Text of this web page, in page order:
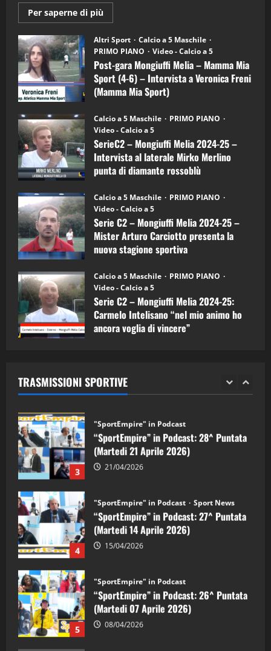
Per saperne di più
informazioni
Post-
gara
Mongiuffi
Melia
–
Mamma
Mia
Sport
6)
–
Intervista
a
mister
Arturo
Carciotto
(Mongiuffi
Altri Sport
Calcio a 5 Maschile
PRIMO PIANO
Video - Calcio a 5
Post-gara Mongiuffi Melia – Mamma Mia
Sport (4-6) – Intervista a Veronica Freni
(Mamma Mia Sport)
Calcio a 5 Maschile
PRIMO PIANO
Video - Calcio a 5
SerieC2 – Mongiuffi Melia 2024-25 –
Intervista al laterale Mirko Merlino
punta di diamante rossoblù
Calcio a 5 Maschile
PRIMO PIANO
Video - Calcio a 5
Serie C2 – Mongiuffi Melia 2024-25 –
Mister Arturo Carciotto presenta la
nuova stagione sportiva
Calcio a 5 Maschile
PRIMO PIANO
Video - Calcio a 5
Serie C2 – Mongiuffi Melia 2024-25:
Carmelo Intelisano “nel mio animo ho
ancora voglia di vincere”
TRASMISSIONI SPORTIVE
3
"SportEmpire" in Podcast
“SportEmpire” in Podcast: 28^ Puntata
(Martedi 21 Aprile 2026)
21/04/2026
4
“SportEmpire” in Podcast: 27^ Puntata
(Martedi 14 Aprile 2026)
15/04/2026
5
“SportEmpire” in Podcast: 26^ Puntata
(Martedi 07 Aprile 2026)
08/04/2026
1
“SportEmpire” in Podcast: 30^ Puntata
(Martedi 05 Maggio 2026)
08/05/2026
2 28/04/2026
3
“SportEmpire” in Podcast: 28^ Puntata
(Martedi 21 Aprile 2026)
4
“SportEmpire” in Podcast: 27^ Puntata
(Martedi 14 Aprile 2026)
5
“SportEmpire” in Podcast: 26^ Puntata
(Martedi 07 Aprile 2026)